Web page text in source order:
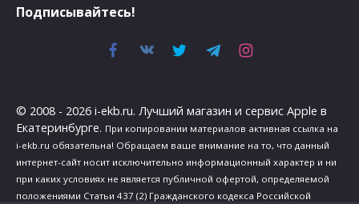
Подписывайтесь!
© 2008 - 2026 i-ekb.ru. Лучший магазин и сервис Apple в
Екатеринбурге. При копировании материалов активная ссылка на
i-ekb.ru обязательна! Обращаем ваше внимание на то, что данный
интернет-сайт носит исключительно информационный характер и ни
при каких условиях не является публичной офертой, определяемой
положениями Статьи 437 (2) Гражданского кодекса Российской